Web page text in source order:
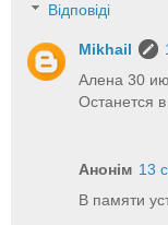
Відповіді
Mikhail
Алена 30
Останется
Анонім 13
В памяти